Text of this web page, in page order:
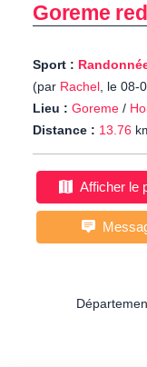
Goreme
Sport :
(par Rachel, le 08-
Lieu : Goreme /
Distance : 13.76
Afficher le